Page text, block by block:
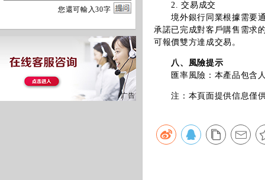
您還可輸入30字
2. 交易成交
境外銀行同業根據需要通
承諾已完成對客戶購售需求
可報價雙方達成交易。
八、風險提示
匯率風險：本產品包含人
注：本頁面提供信息僅供